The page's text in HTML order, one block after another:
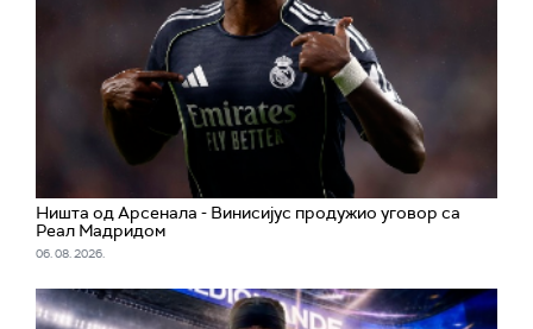
Ништа од Арсенала - Винисијус продужио уговор са
Реал Мадридом
06. 08. 2026.